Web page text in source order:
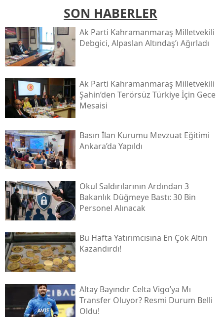
SON HABERLER
Ak Parti Kahramanmaraş Milletvekili
Debgici, Alpaslan Altındaş’ı Ağırladı
Ak Parti Kahramanmaraş Milletvekili
Şahin’den Terörsüz Türkiye İçin Gece
Mesaisi
Basın İlan Kurumu Mevzuat Eğitimi
Ankara’da Yapıldı
Okul Saldırılarının Ardından 3
Bakanlık Düğmeye Bastı: 30 Bin
Personel Alınacak
Bu Hafta Yatırımcısına En Çok Altın
Kazandırdı!
Altay Bayındır Celta Vigo’ya Mı
Transfer Oluyor? Resmi Durum Belli
Oldu!